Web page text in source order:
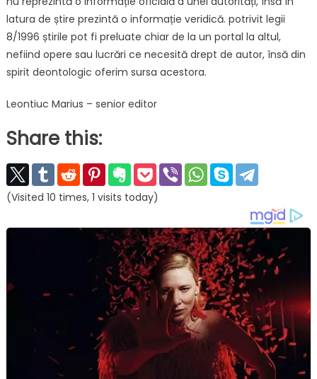
latura de știre prezintă o informație veridică. potrivit legii
8/1996 știrile pot fi preluate chiar de la un portal la altul,
nefiind opere sau lucrări ce necesită drept de autor, însă din
spirit deontologic oferim sursa acestora.
Leontiuc Marius – senior editor
Share this:
(Visited 10 times, 1 visits today)